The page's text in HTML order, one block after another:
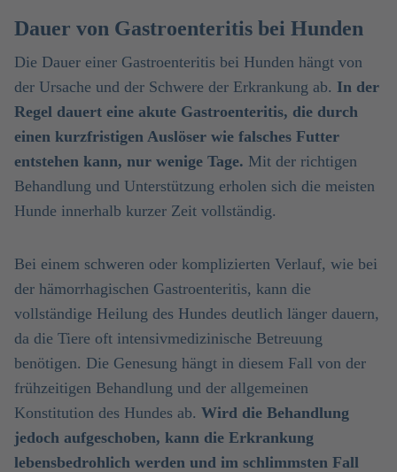
Dauer von Gastroenteritis bei Hunden
Die Dauer einer Gastroenteritis bei Hunden hängt von
der Ursache und der Schwere der Erkrankung ab. In der
Regel dauert eine akute Gastroenteritis, die durch
einen kurzfristigen Auslöser wie falsches Futter
entstehen kann, nur wenige Tage. Mit der richtigen
Behandlung und Unterstützung erholen sich die meisten
Hunde innerhalb kurzer Zeit vollständig.
Bei einem schweren oder komplizierten Verlauf, wie bei
der hämorrhagischen Gastroenteritis, kann die
vollständige Heilung des Hundes deutlich länger dauern,
da die Tiere oft intensivmedizinische Betreuung
benötigen. Die Genesung hängt in diesem Fall von der
frühzeitigen Behandlung und der allgemeinen
Konstitution des Hundes ab. Wird die Behandlung
jedoch aufgeschoben, kann die Erkrankung
lebensbedrohlich werden und im schlimmsten Fall